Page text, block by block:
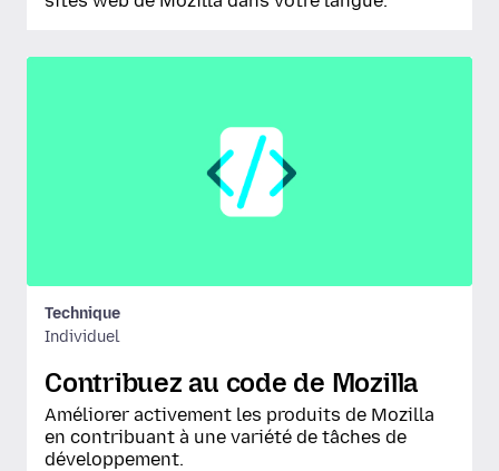
Technique
Individuel
Contribuez au code de Mozilla
Améliorer activement les produits de Mozilla
en contribuant à une variété de tâches de
développement.